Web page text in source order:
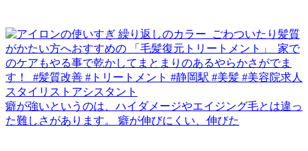
癖が強いというのは、ハイダメージやエイジング毛とは違っ
た難しさがあります。 癖が伸びにくい、伸びた